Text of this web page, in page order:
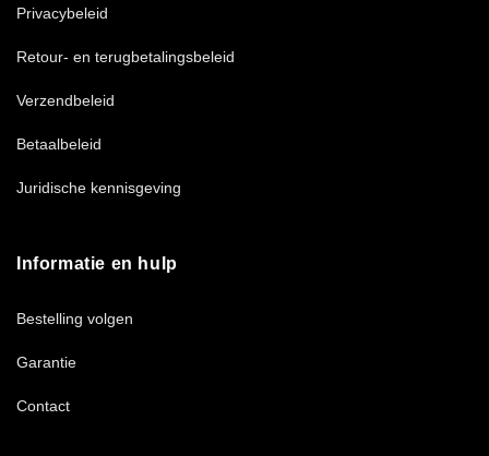
Privacybeleid
Retour- en terugbetalingsbeleid
Verzendbeleid
Betaalbeleid
Juridische kennisgeving
Informatie en hulp
Bestelling volgen
Garantie
Contact